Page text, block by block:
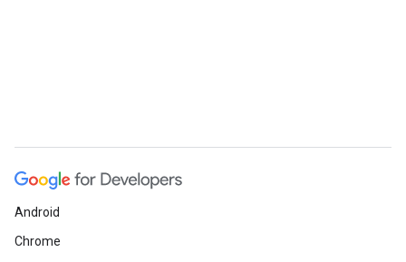
Android
Chrome